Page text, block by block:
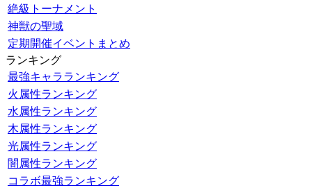
絶級トーナメント
神獣の聖域
定期開催イベントまとめ
ランキング
最強キャラランキング
火属性ランキング
水属性ランキング
木属性ランキング
光属性ランキング
闇属性ランキング
コラボ最強ランキング